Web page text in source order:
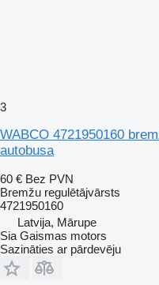
3
WABCO 4721950160
autobusa
60 € Bez PVN
Bremžu regulētājvārsts
4721950160
Latvija, Mārupe
Sia Gaismas motors
Sazināties ar pārdevēju